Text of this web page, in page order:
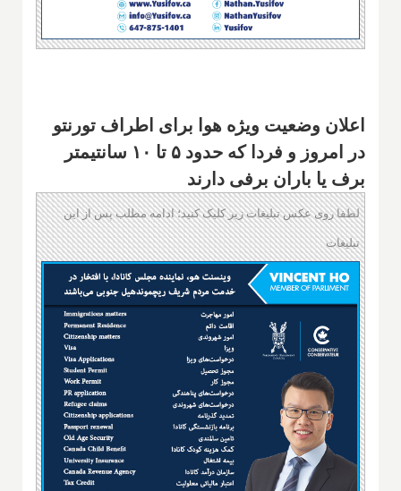
اعلان وضعیت ویژه هوا برای اطراف تورنتو
در امروز و فردا که حدود ۵ تا ۱۰ سانتیمتر
برف یا باران برفی دارند
لطفا روی عکس تبلیغات زیر کلیک کنید؛ ادامه مطلب پس از این
تبلیغات